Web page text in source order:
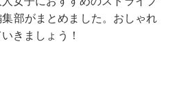
部がまとめました。おしゃれ
きましょう！